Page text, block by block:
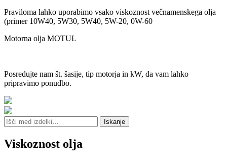
Praviloma lahko uporabimo vsako viskoznost večnamenskega olja
(primer 10W40, 5W30, 5W40, 5W-20, 0W-60
Motorna olja MOTUL
Posredujte nam št. šasije, tip motorja in kW, da vam lahko
pripravimo ponudbo.
Išči: Iskanje
Viskoznost olja